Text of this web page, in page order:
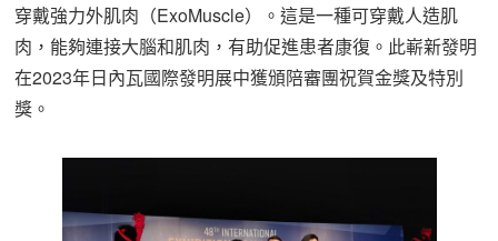
穿戴強力外肌肉（ExoMuscle）。這是一種可穿戴人造肌
肉，能夠連接大腦和肌肉，有助促進患者康復。此嶄新發明
在2023年日內瓦國際發明展中獲頒陪審團祝賀金獎及特別
獎。